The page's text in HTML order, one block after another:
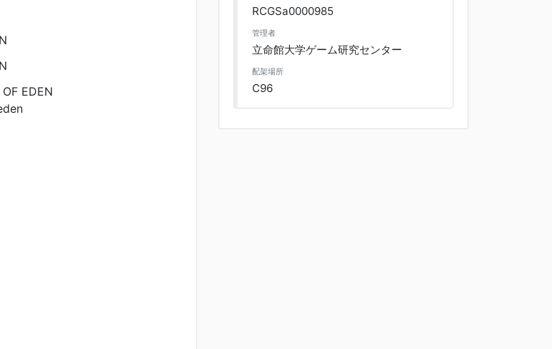
EDEN
RCGSa0000985
管理者
立命館大学ゲーム研究センター
配架場所
C96